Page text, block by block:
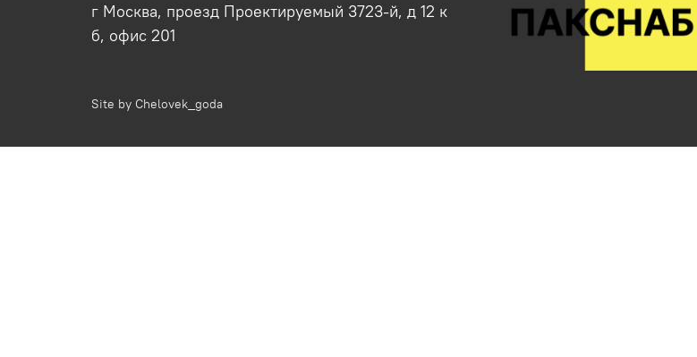
г Москва, проезд Проектируемый 3723-й, д 12 к
б, офис 201
Site by Chelovek_goda